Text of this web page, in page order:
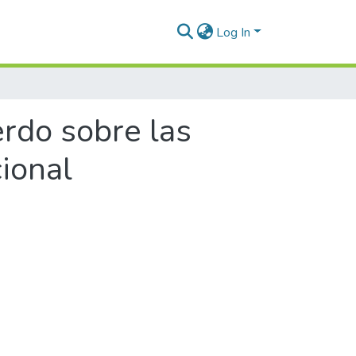
Log In
sobre las